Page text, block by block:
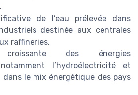
de l’eau prélevée dans
destinée aux centrales
raffineries.
croissante des énergies
l’hydroélectricité et
dans le mix énergétique des pays